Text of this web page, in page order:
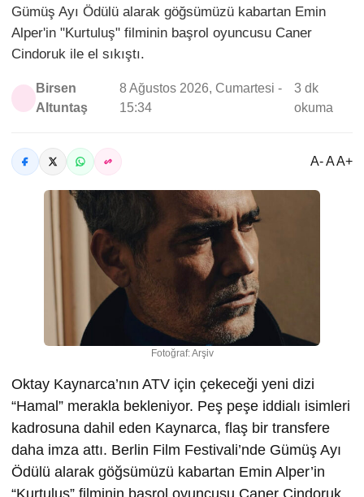
Gümüş Ayı Ödülü alarak göğsümüzü kabartan Emin
Alper'in "Kurtuluş" filminin başrol oyuncusu Caner
Cindoruk ile el sıkıştı.
Birsen
Altuntaş
8 Ağustos 2026, Cumartesi -
15:34
3 dk
okuma
A- A A+
Fotoğraf: Arşiv
Oktay Kaynarca’nın ATV için çekeceği yeni dizi
“Hamal” merakla bekleniyor. Peş peşe iddialı isimleri
kadrosuna dahil eden Kaynarca, flaş bir transfere
daha imza attı. Berlin Film Festivali’nde Gümüş Ayı
Ödülü alarak göğsümüzü kabartan Emin Alper’in
“Kurtuluş” filminin başrol oyuncusu Caner Cindoruk